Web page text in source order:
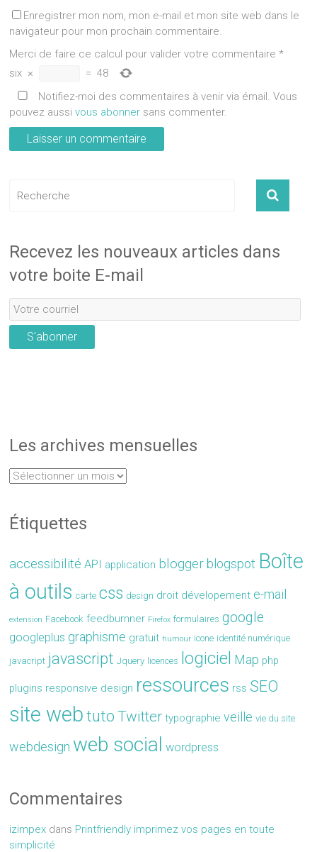
Enregistrer mon nom, mon e-mail et mon site web dans le
navigateur pour mon prochain commentaire.
Merci de faire ce calcul pour valider votre commentaire *
six × = 48
Notifiez-moi des commentaires à venir via émail. Vous
pouvez aussivous abonner sans commenter.
Recevez les nouveaux articles dans
votre boite E-mail
S'abonner
Les archives mensuelles
Étiquettes
accessibilité API application blogger blogspot Boîte
à outils carte css design droit dévelopement e-mail
extension Facebook feedburnner Firefox formulaires google
googleplus graphisme gratuit humour icone identité numérique
javacript javascript Jquery licences logiciel Map php
plugins responsive design ressources rss SEO
site web tuto Twitter typographie veille vie du site
webdesign web social wordpress
Commentaires
izimpex dans Printfriendly imprimez vos pages en toute
simplicité